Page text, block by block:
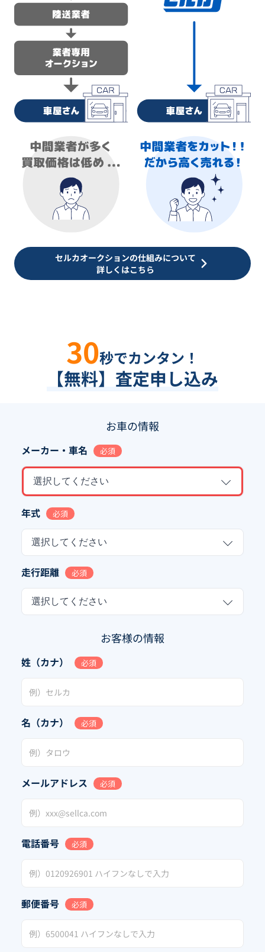
セルカオークションの仕組みについて
詳しくはこちら
30秒でカンタン！
【無料】査定申し込み
お車の情報
メーカー・車名 必須
選択してください
年式 必須
選択してください
走行距離 必須
選択してください
お客様の情報
姓（カナ） 必須
名（カナ） 必須
メールアドレス 必須
電話番号 必須
郵便番号 必須